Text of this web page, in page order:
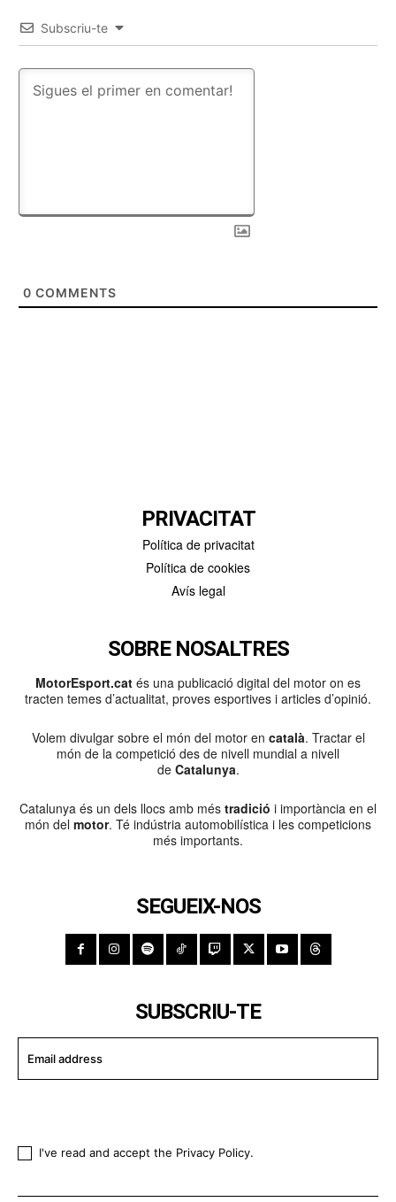
Subscriu-te
0 COMMENTS
PRIVACITAT
Política de privacitat
Política de cookies
Avís legal
SOBRE NOSALTRES
MotorEsport.cat és una publicació digital del motor on es
tracten temes d’actualitat, proves esportives i articles d’opinió.
Volem divulgar sobre el món del motor en català. Tractar el
món de la competició des de nivell mundial a nivell
de Catalunya.
Catalunya és un dels llocs amb més tradició i importància en el
món del motor. Té indústria automobilística i les competicions
més importants.
SEGUEIX-NOS
SUBSCRIU-TE
I've read and accept the Privacy Policy.